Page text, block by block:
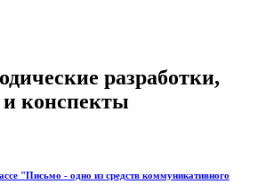
разработки,
и конспекты
"Письмо - одно из средств коммуникативного